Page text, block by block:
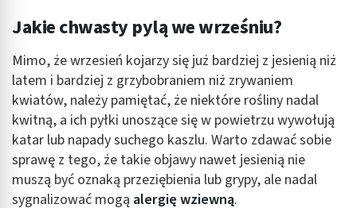
Jakie chwasty pylą we wrześniu?
Mimo, że wrzesień kojarzy się już bardziej z jesienią niż
latem i bardziej z grzybobraniem niż zrywaniem
kwiatów, należy pamiętać, że niektóre rośliny nadal
kwitną, a ich pyłki unoszące się w powietrzu wywołują
katar lub napady suchego kaszlu. Warto zdawać sobie
sprawę z tego, że takie objawy nawet jesienią nie
muszą być oznaką przeziębienia lub grypy, ale nadal
sygnalizować mogą alergię wziewną.
Wykorzystanie profili do wyboru
spersonalizowanych reklam
Tworzenie profili w celu personalizacji treści
Wykorzystywanie profili w celu doboru
spersonalizowanych treści
Pomiar efektywności reklam
Pomiar efektywności treści